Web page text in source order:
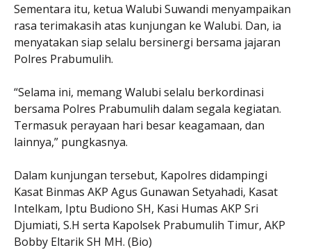
Sementara itu, ketua Walubi Suwandi menyampaikan
rasa terimakasih atas kunjungan ke Walubi. Dan, ia
menyatakan siap selalu bersinergi bersama jajaran
Polres Prabumulih.
“Selama ini, memang Walubi selalu berkordinasi
bersama Polres Prabumulih dalam segala kegiatan.
Termasuk perayaan hari besar keagamaan, dan
lainnya,” pungkasnya.
Dalam kunjungan tersebut, Kapolres didampingi
Kasat Binmas AKP Agus Gunawan Setyahadi, Kasat
Intelkam, Iptu Budiono SH, Kasi Humas AKP Sri
Djumiati, S.H serta Kapolsek Prabumulih Timur, AKP
Bobby Eltarik SH MH. (Bio)